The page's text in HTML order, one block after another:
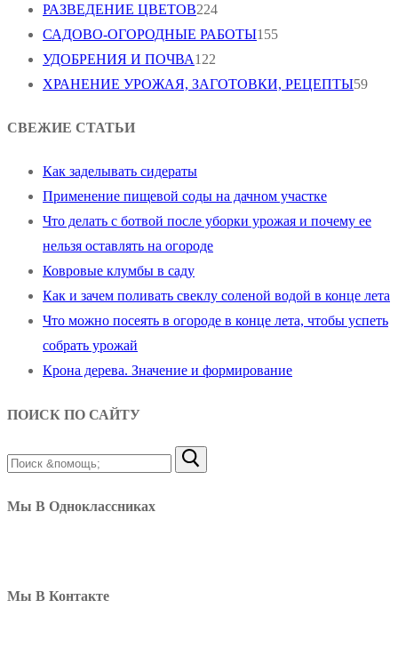
РАЗВЕДЕНИЕ ЦВЕТОВ224
САДОВО-ОГОРОДНЫЕ РАБОТЫ155
УДОБРЕНИЯ И ПОЧВА122
ХРАНЕНИЕ УРОЖАЯ, ЗАГОТОВКИ, РЕЦЕПТЫ59
СВЕЖИЕ СТАТЬИ
Как заделывать сидераты
Применение пищевой соды на дачном участке
Что делать с ботвой после уборки урожая и почему ее
нельзя оставлять на огороде
Ковровые клумбы в саду
Как и зачем поливать свеклу соленой водой в конце лета
Что можно посеять в огороде в конце лета, чтобы успеть
собрать урожай
Крона дерева. Значение и формирование
ПОИСК ПО САЙТУ
Найти:
Мы В Одноклассниках
Мы В Контакте